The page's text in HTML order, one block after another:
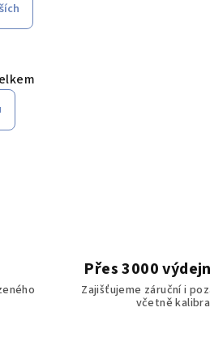
Přes 3000
Zajišťujeme záruční i
včetně